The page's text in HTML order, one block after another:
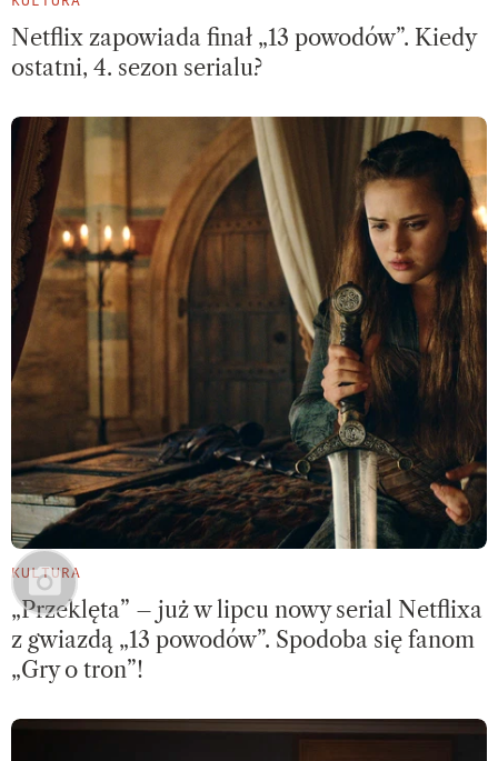
Netflix zapowiada finał „13 powodów”. Kiedy
ostatni, 4. sezon serialu?
KULTURA
„Przeklęta” – już w lipcu nowy serial Netflixa
z gwiazdą „13 powodów”. Spodoba się fanom
„Gry o tron”!